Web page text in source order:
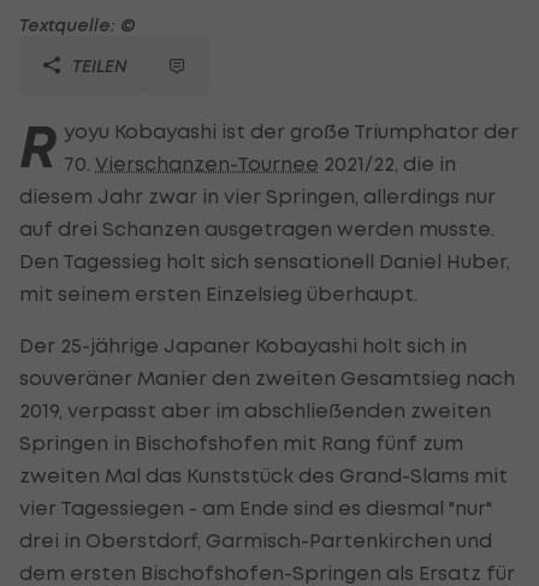
Textquelle: ©
TEILEN
R yoyu Kobayashi ist der große Triumphator der
70. Vierschanzen-Tournee 2021/22, die in
diesem Jahr zwar in vier Springen, allerdings nur
auf drei Schanzen ausgetragen werden musste.
Den Tagessieg holt sich sensationell Daniel Huber,
mit seinem ersten Einzelsieg überhaupt.
Der 25-jährige Japaner Kobayashi holt sich in
souveräner Manier den zweiten Gesamtsieg nach
2019, verpasst aber im abschließenden zweiten
Springen in Bischofshofen mit Rang fünf zum
zweiten Mal das Kunststück des Grand-Slams mit
vier Tagessiegen - am Ende sind es diesmal "nur"
drei in Oberstdorf, Garmisch-Partenkirchen und
dem ersten Bischofshofen-Springen als Ersatz für